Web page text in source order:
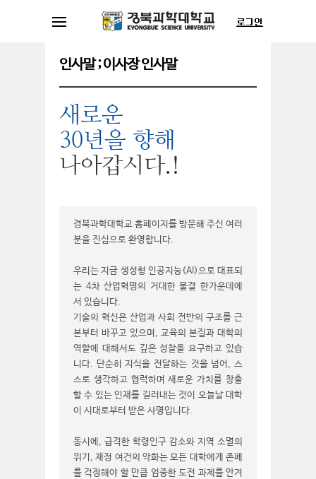
인사말 ; 이사장 인사말
새로운
30년을 향해
나아갑시다.!
경북과학대학교 홈페이지를 방문해 주신 여러
분을 진심으로 환영합니다.
우리는 지금 생성형 인공지능(AI)으로 대표되
는 4차 산업혁명의 거대한 물결 한가운데에
서 있습니다.
기술의 혁신은 산업과 사회 전반의 구조를 근
본부터 바꾸고 있으며, 교육의 본질과 대학의
역할에 대해서도 깊은 성찰을 요구하고 있습
니다. 단순히 지식을 전달하는 것을 넘어, 스
스로 생각하고 협력하며 새로운 가치를 창출
할 수 있는 인재를 길러내는 것이 오늘날 대학
이 시대로부터 받은 사명입니다.
동시에, 급격한 학령인구 감소와 지역 소멸의
위기, 재정 여건의 악화는 모든 대학에게 존폐
를 걱정해야 할 만큼 엄중한 도전 과제를 안겨